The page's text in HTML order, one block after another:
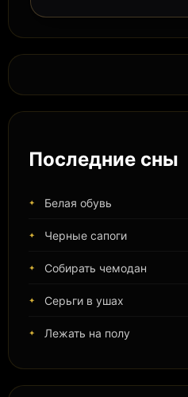
Последние сны
Белая обувь
Черные сапоги
Собирать чемодан
Серьги в ушах
Лежать на полу